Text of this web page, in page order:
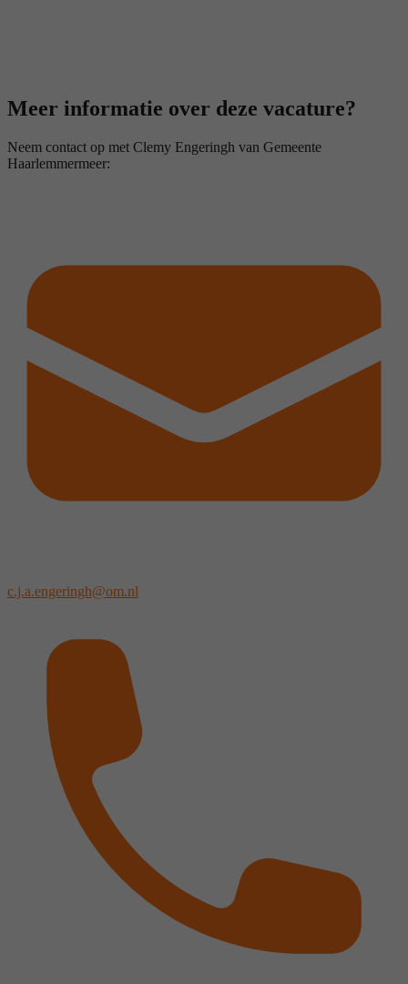
Meer informatie over deze vacature?
Neem contact op met Clemy Engeringh van Gemeente
Haarlemmermeer:
c.j.a.engeringh@om.nl